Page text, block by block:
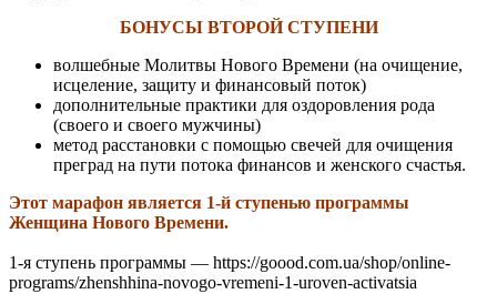
БОНУСЫ ВТОРОЙ СТУПЕНИ
волшебные Молитвы Нового Времени (на очищение,
исцеление, защиту и финансовый поток)
дополнительные практики для оздоровления рода
(своего и своего мужчины)
метод расстановки с помощью свечей для очищения
преград на пути потока финансов и женского счастья.
Этот марафон является 1-й ступенью программы
Женщина Нового Времени.
1-я ступень программы — https://goood.com.ua/shop/online-
programs/zhenshhina-novogo-vremeni-1-uroven-activatsia